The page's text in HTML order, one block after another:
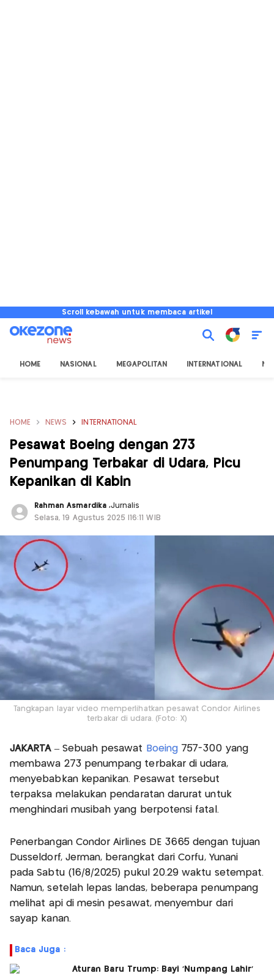
Scroll kebawah untuk membaca artikel
HOME NASIONAL MEGAPOLITAN INTERNATIONAL
HOME NEWS INTERNATIONAL
Pesawat Boeing dengan 273
Penumpang Terbakar di Udara, Picu
Kepanikan di Kabin
Rahman Asmardika ,Jurnalis
Selasa, 19 Agustus 2025 |16:11 WIB
Tangkapan layar video memperlihatkan pesawat Condor Airlines
terbakar di udara. (Foto: X)
JAKARTA– Sebuah pesawat Boeing 757-300 yang
membawa 273 penumpang terbakar di udara,
menyebabkan kepanikan. Pesawat tersebut
terpaksa melakukan pendaratan darurat untuk
menghindari musibah yang berpotensi fatal.
Penerbangan Condor Airlines DE 3665 dengan tujuan
Düsseldorf, Jerman, berangkat dari Corfu, Yunani
pada Sabtu (16/8/2025) pukul 20.29 waktu setempat.
Namun, setelah lepas landas, beberapa penumpang
melihat api di mesin pesawat, menyembur dari
sayap kanan.
Baca Juga :
Aturan Baru Trump: Bayi 'Numpang Lahir'